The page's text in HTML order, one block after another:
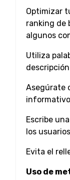
Optimizar
ranking de
algunos
Utiliza
Asegúrate
Escribe
los
Evita el
Uso de